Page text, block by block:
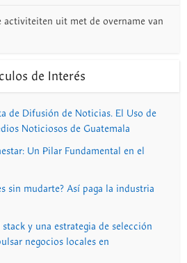
activiteiten uit met de overname van
de Interés
de Difusión de Noticias. El Uso de
Noticiosos de Guatemala
Un Pilar Fundamental en el
sin mudarte? Así paga la industria
y una estrategia de selección
negocios locales en